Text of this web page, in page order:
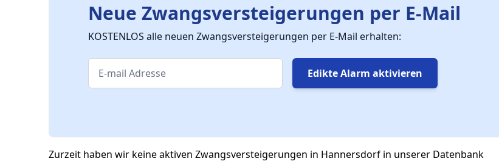
Neue Zwangsversteigerungen per E-Mail
KOSTENLOS alle neuen Zwangsversteigerungen per E-Mail erhalten:
Edikte Alarm aktivieren
Zurzeit haben wir keine aktiven Zwangsversteigerungen in Hannersdorf in unserer Datenbank